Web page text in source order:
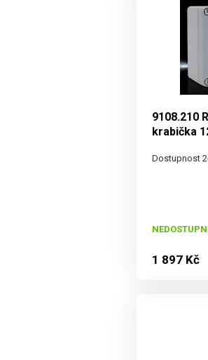
9108.210
krabička
Dostupnost
1 897 Kč